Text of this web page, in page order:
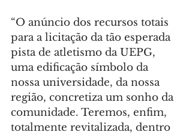
“O anúncio dos recursos totais
para a licitação da tão esperada
pista de atletismo da UEPG,
uma edificação símbolo da
nossa universidade, da nossa
região, concretiza um sonho da
comunidade. Teremos, enfim,
totalmente revitalizada, dentro